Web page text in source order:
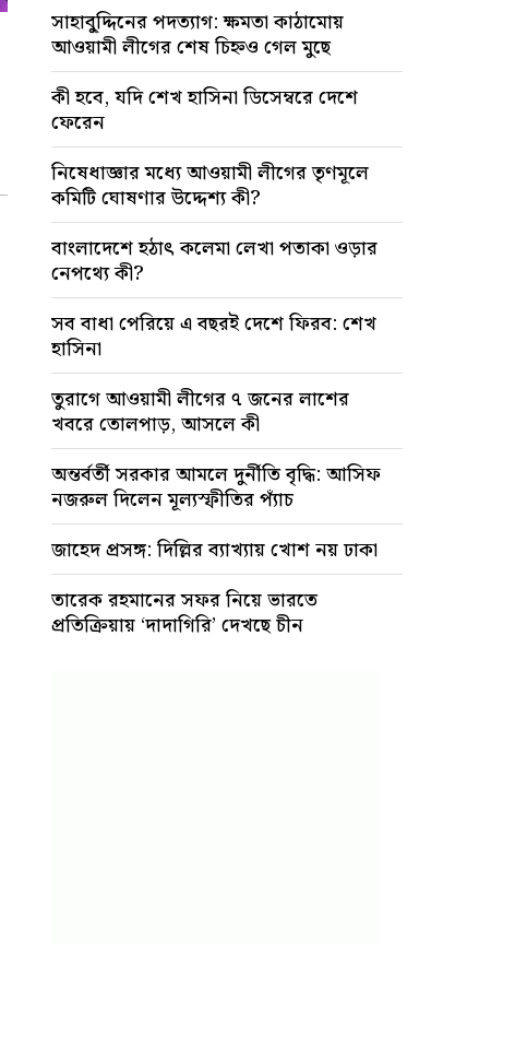
সাহাবু্দ্দিনের পদত্যাগ: ক্ষমতা কাঠামোয়
আওয়ামী লীগের শেষ চিহ্নও গেল মুছে
কী হবে, যদি শেখ হাসিনা ডিসেম্বরে দেশে
ফেরেন
নিষেধাজ্ঞার মধ্যে আওয়ামী লীগের তৃণমূলে
কমিটি ঘোষণার উদ্দেশ্য কী?
বাংলাদেশে হঠাৎ কলেমা লেখা পতাকা ওড়ার
নেপথ্যে কী?
সব বাধা পেরিয়ে এ বছরই দেশে ফিরব: শেখ
হাসিনা
তুরাগে আওয়ামী লীগের ৭ জনের লাশের
খবরে তোলপাড়, আসলে কী
অন্তর্বর্তী সরকার আমলে দুর্নীতি বৃদ্ধি: আসিফ
নজরুল দিলেন মূল্যস্ফীতির প্যাঁচ
জাহেদ প্রসঙ্গ: দিল্লির ব্যাখ্যায় খোশ নয় ঢাকা
তারেক রহমানের সফর নিয়ে ভারতে
প্রতিক্রিয়ায় ‘দাদাগিরি’ দেখছে চীন